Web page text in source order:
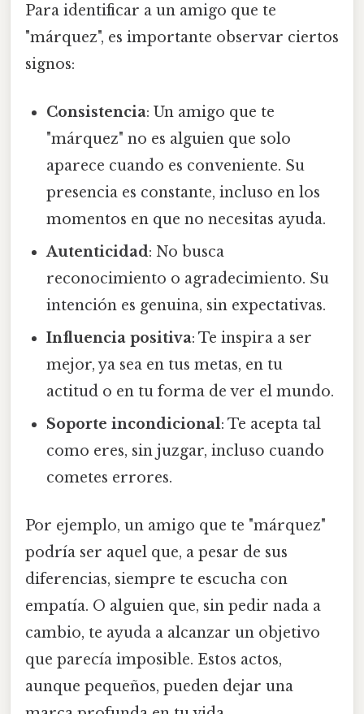
Para identificar a un amigo que te
"márquez", es importante observar ciertos
signos:
Consistencia: Un amigo que te
"márquez" no es alguien que solo
aparece cuando es conveniente. Su
presencia es constante, incluso en los
momentos en que no necesitas ayuda.
Autenticidad: No busca
reconocimiento o agradecimiento. Su
intención es genuina, sin expectativas.
Influencia positiva: Te inspira a ser
mejor, ya sea en tus metas, en tu
actitud o en tu forma de ver el mundo.
Soporte incondicional: Te acepta tal
como eres, sin juzgar, incluso cuando
cometes errores.
Por ejemplo, un amigo que te "márquez"
podría ser aquel que, a pesar de sus
diferencias, siempre te escucha con
empatía. O alguien que, sin pedir nada a
cambio, te ayuda a alcanzar un objetivo
que parecía imposible. Estos actos,
aunque pequeños, pueden dejar una